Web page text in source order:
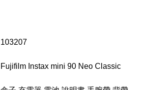
103207
Fujifilm Instax mini 90 Neo Classic